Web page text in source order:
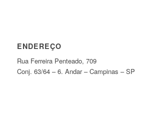
ENDEREÇO
Rua Ferreira Penteado, 709
Conj. 63/64 – 6. Andar – Campinas – SP